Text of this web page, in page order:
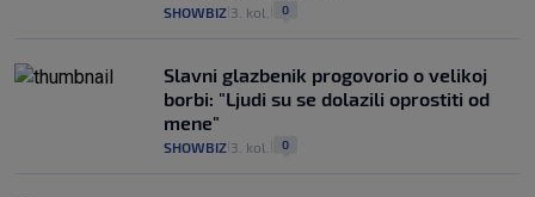
SHOWBIZ 3. kol. 0
Slavni glazbenik progovorio o velikoj
borbi: "Ljudi su se dolazili oprostiti od
mene"
SHOWBIZ 3. kol. 0